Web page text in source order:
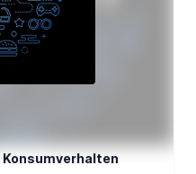
Konsumverhalten